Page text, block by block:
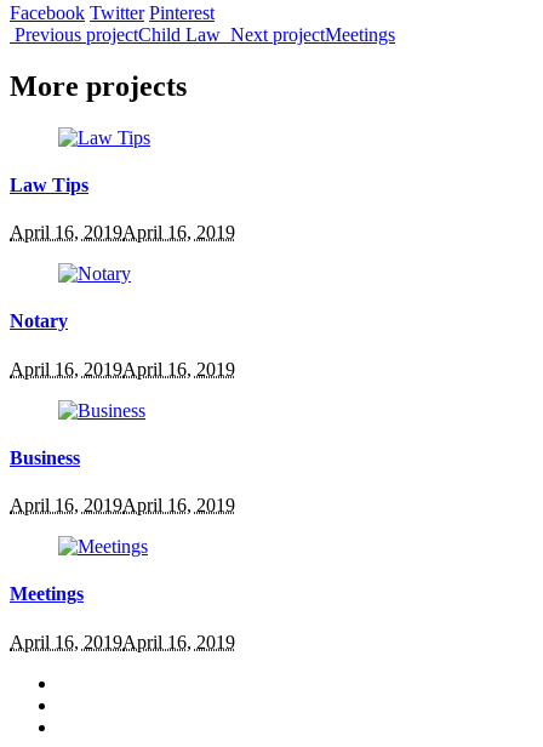
Facebook Twitter Pinterest
Previous projectChild Law Next projectMeetings
More projects
Law Tips
April 16, 2019April 16, 2019
Notary
April 16, 2019April 16, 2019
Business
April 16, 2019April 16, 2019
Meetings
April 16, 2019April 16, 2019